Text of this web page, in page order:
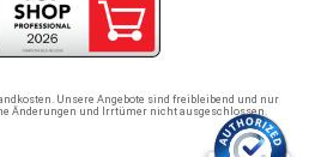
Unsere Angebote sind freibleibend und nur
Änderungen und Irrtümer nicht ausgeschlossen.